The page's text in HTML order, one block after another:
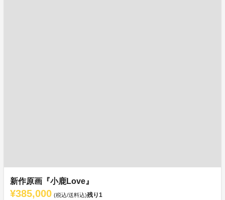
新作原画『小鹿Love』
¥385,000 (税込/送料込)残り1